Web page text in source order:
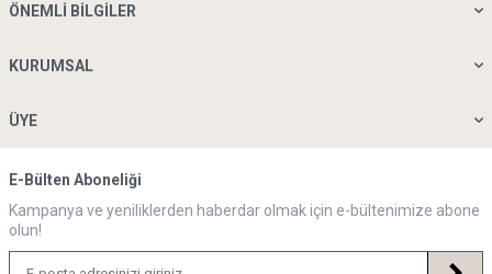
ÖNEMLI BILGILER
KURUMSAL
ÜYE
E-Bülten Aboneliği
Kampanya ve yeniliklerden haberdar olmak için e-bültenimize abone
olun!